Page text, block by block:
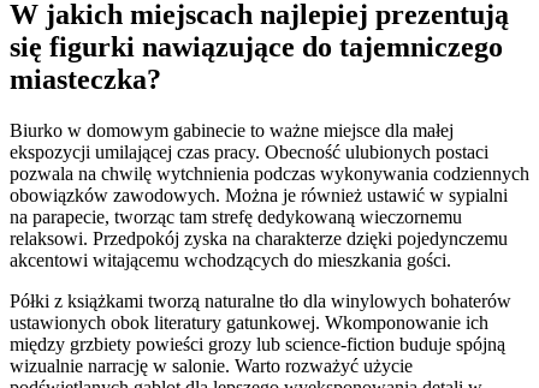
W jakich miejscach najlepiej prezentują
się figurki nawiązujące do tajemniczego
miasteczka?
Biurko w domowym gabinecie to ważne miejsce dla małej
ekspozycji umilającej czas pracy. Obecność ulubionych postaci
pozwala na chwilę wytchnienia podczas wykonywania codziennych
obowiązków zawodowych. Można je również ustawić w sypialni
na parapecie, tworząc tam strefę dedykowaną wieczornemu
relaksowi. Przedpokój zyska na charakterze dzięki pojedynczemu
akcentowi witającemu wchodzących do mieszkania gości.
Półki z książkami tworzą naturalne tło dla winylowych bohaterów
ustawionych obok literatury gatunkowej. Wkomponowanie ich
między grzbiety powieści grozy lub science-fiction buduje spójną
wizualnie narrację w salonie. Warto rozważyć użycie